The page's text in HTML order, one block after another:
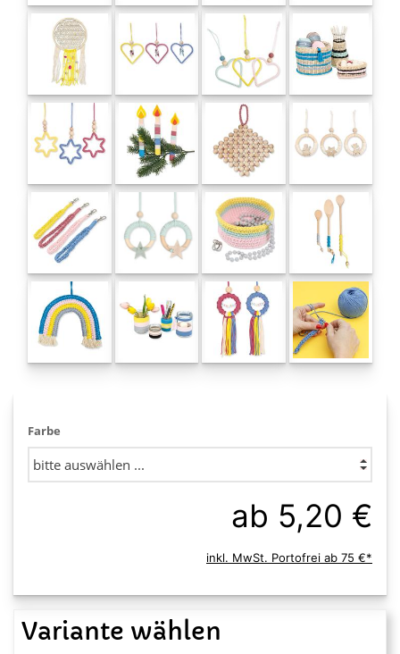
Farbe
ab 5,20 €
inkl. MwSt. Portofrei ab 75 €*
Variante wählen